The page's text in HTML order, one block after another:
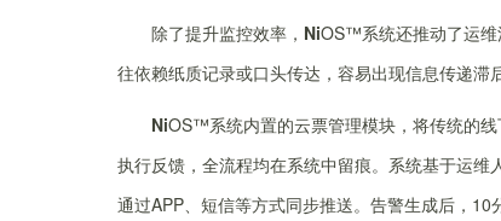
除了提升监控效率， NiOS™系统还推动了运维
往依赖纸质记录或口头传达，容易出现信息传递滞
NiOS™系统内置的云票管理模块，将传统的
执行反馈，全流程均在系统中留痕。系统基于运
通过APP、短信等方式同步推送。告警生成后，